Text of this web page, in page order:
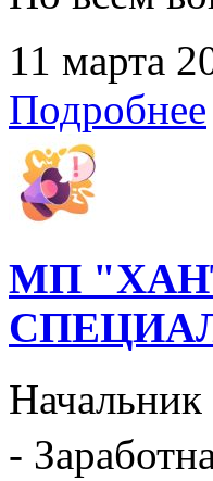
11 марта
Подробнее
МП
-